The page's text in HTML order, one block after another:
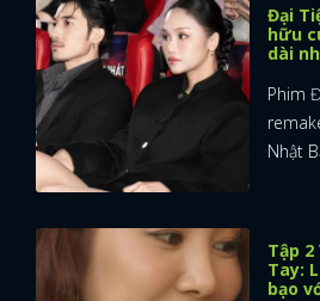
Đại
hữu
dài
Phim
Nhật
Tập 2
Tay:
bạo